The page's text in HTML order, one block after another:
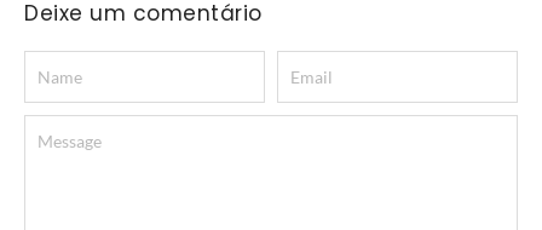
Deixe um comentário